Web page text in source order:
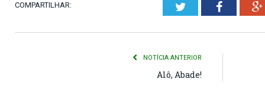
COMPARTILHAR: Twitter
NOTÍCIA ANTERIOR
Alô, Abade!